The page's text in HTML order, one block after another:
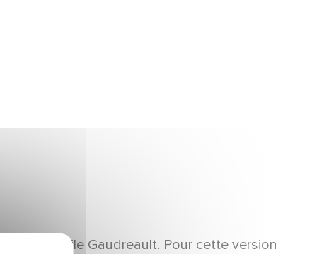
Émile Gaudreault. Pour cette version